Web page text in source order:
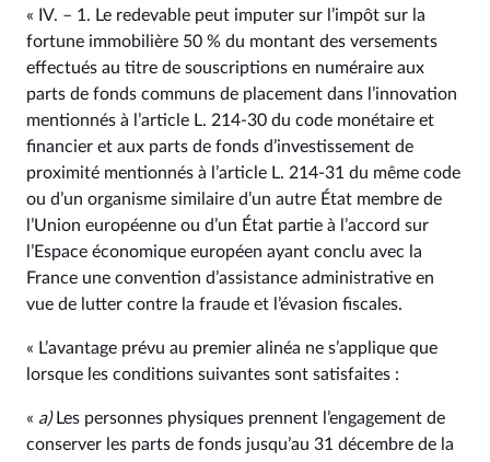
« IV. – 1. Le redevable peut imputer sur l’impôt sur la
fortune immobilière 50 % du montant des versements
effectués au titre de souscriptions en numéraire aux
parts de fonds communs de placement dans l’innovation
mentionnés à l’article L. 214‑30 du code monétaire et
financier et aux parts de fonds d’investissement de
proximité mentionnés à l’article L. 214‑31 du même code
ou d’un organisme similaire d’un autre État membre de
l’Union européenne ou d’un État partie à l’accord sur
l’Espace économique européen ayant conclu avec la
France une convention d’assistance administrative en
vue de lutter contre la fraude et l’évasion fiscales.
« L’avantage prévu au premier alinéa ne s’applique que
lorsque les conditions suivantes sont satisfaites :
« a)Les personnes physiques prennent l’engagement de
conserver les parts de fonds jusqu’au 31 décembre de la